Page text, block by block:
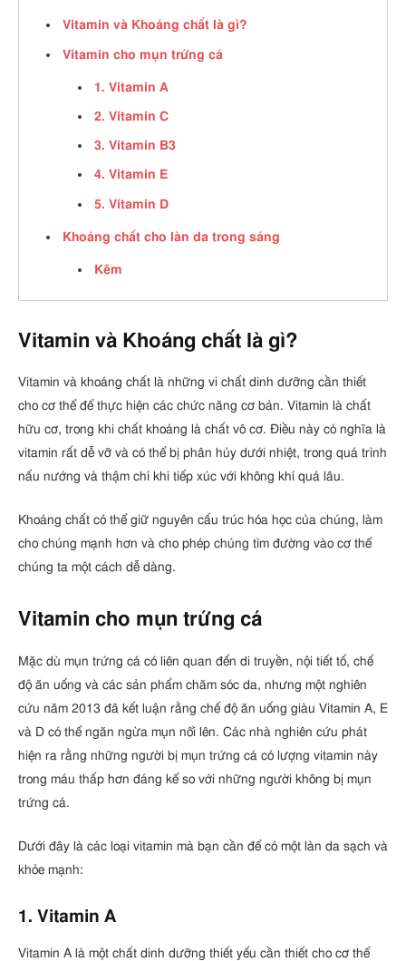
Vitamin và Khoáng chất là gì?
Vitamin cho mụn trứng cá
1. Vitamin A
2. Vitamin C
3. Vitamin B3
4. Vitamin E
5. Vitamin D
Khoáng chất cho làn da trong sáng
Kẽm
Vitamin và Khoáng chất là gì?
Vitamin và khoáng chất là những vi chất dinh dưỡng cần thiết
cho cơ thể để thực hiện các chức năng cơ bản. Vitamin là chất
hữu cơ, trong khi chất khoáng là chất vô cơ. Điều này có nghĩa là
vitamin rất dễ vỡ và có thể bị phân hủy dưới nhiệt, trong quá trình
nấu nướng và thậm chí khi tiếp xúc với không khí quá lâu.
Khoáng chất có thể giữ nguyên cấu trúc hóa học của chúng, làm
cho chúng mạnh hơn và cho phép chúng tìm đường vào cơ thể
chúng ta một cách dễ dàng.
Vitamin cho mụn trứng cá
Mặc dù mụn trứng cá có liên quan đến di truyền, nội tiết tố, chế
độ ăn uống và các sản phẩm chăm sóc da, nhưng một nghiên
cứu năm 2013 đã kết luận rằng chế độ ăn uống giàu Vitamin A, E
và D có thể ngăn ngừa mụn nổi lên. Các nhà nghiên cứu phát
hiện ra rằng những người bị mụn trứng cá có lượng vitamin này
trong máu thấp hơn đáng kể so với những người không bị mụn
trứng cá.
Dưới đây là các loại vitamin mà bạn cần để có một làn da sạch và
khỏe mạnh:
1. Vitamin A
Vitamin A là một chất dinh dưỡng thiết yếu cần thiết cho cơ thể